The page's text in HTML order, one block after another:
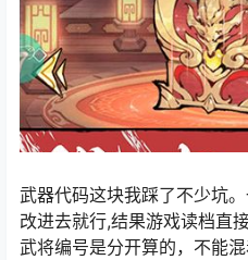
武器代码这块我踩了不少坑
改进去就行,结果游戏读档直
武将编号是分开算的，不能